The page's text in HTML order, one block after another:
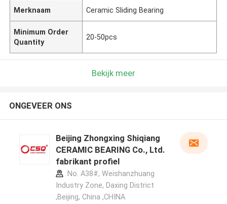
Merknaam Ceramic Sliding Bearing
Minimum Order
Quantity
20-50pcs
Bekijk meer
ONGEVEER ONS
Beijing Zhongxing Shiqiang
CERAMIC BEARING Co., Ltd.
fabrikant profiel
No. A38#, Weishanzhuang
Industry Zone, Daxing District
,Beijing, China ,CHINA